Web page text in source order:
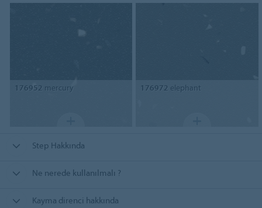
176952 mercury 176972 elephant
Step Hakkında
Ne nerede kullanılmalı ?
Kayma direnci hakkında